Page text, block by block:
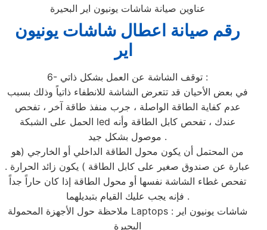
عناوين صيانة شاشات يونيون اير البحيرة
رقم صيانة اعطال شاشات يونيون
6- توقف الشاشة عن العمل بشكل ذاتي :
في بعض الأحيان قد تتعرض الشاشة للانطفاء ذاتياً وذلك بسبب
عدم كفاية الطاقة الواصلة ، جرب منفذ طاقة آخر ، تفحص
الحمل على الشبكة led عندك ، تفحص كابل الطاقة وأنه
موصول بشكل جيد .
من المحتمل أن يكون محول الطاقة الداخلي أو الخارجي (هو
عبارة عن صندوق صغير على كابل الطاقة ) يكون زائد الحرارة .
تفحص غطاء الشاشة نفسها أو محول الطاقة إذا كان حاراً جداً
فإنه يجب عليك القيام بتبديلهما .
ملاحظة حول الأجهزة المحمولة Laptops : شاشات يونيون اير
البحيرة